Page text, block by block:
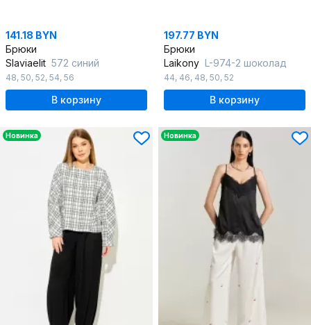
141.18 BYN
Брюки
Slaviaelit 572 синий
48, 50, 52, 54, 56
В корзину
197.77 BYN
Брюки
Laikony L-974-2 шоколад
44, 46, 48, 50, 52
В корзину
Новинка Новинка